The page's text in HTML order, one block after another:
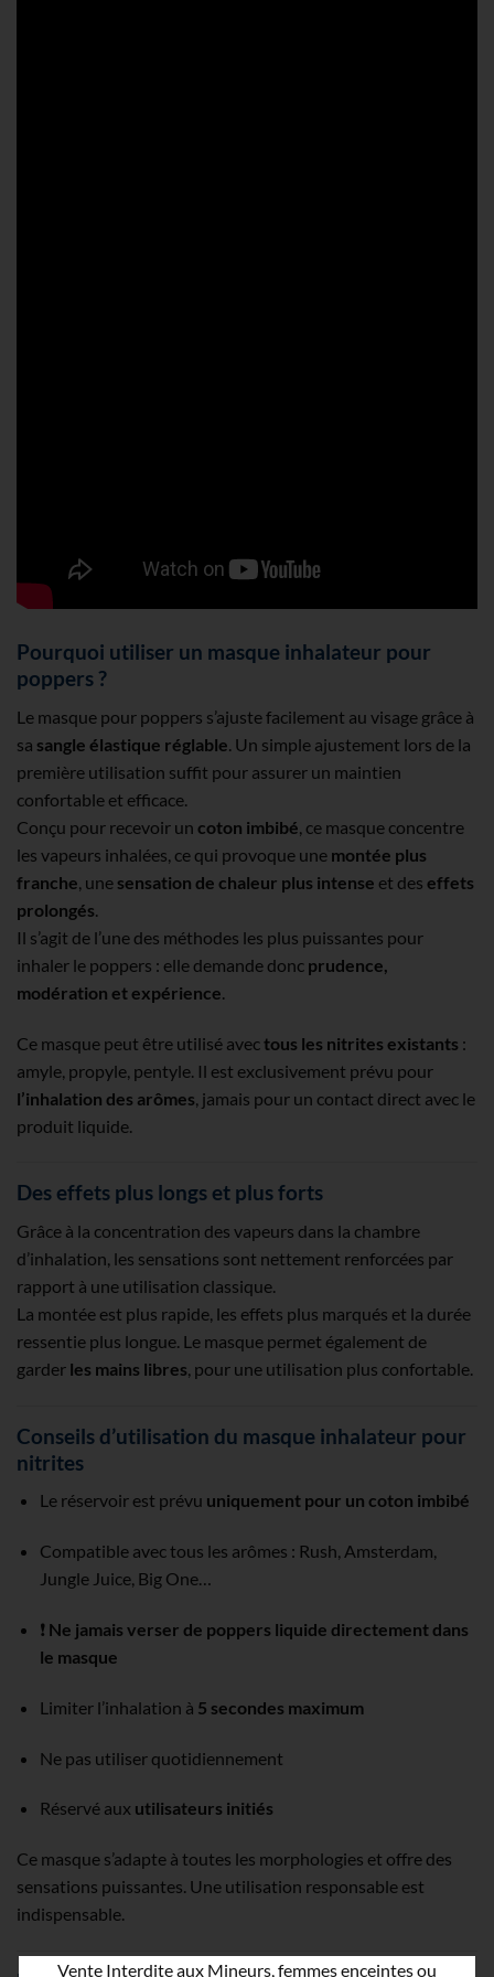
Pourquoi utiliser un masque inhalateur pour
poppers ?
Le masque pour poppers s’ajuste facilement au visage grâce à
sa sangle élastique réglable . Un simple ajustement lors de la
première utilisation suffit pour assurer un maintien
confortable et efficace.
Conçu pour recevoir un coton imbibé , ce masque concentre
les vapeurs inhalées, ce qui provoque une montée plus
franche , une sensation de chaleur plus intense et des effets
prolongés
Il s’agit de l’une des méthodes les plus puissantes pour
inhaler le poppers : elle demande donc prudence,
modération et expérience
Ce masque peut être utilisé avectous les nitrites existants :
amyle, propyle, pentyle. Il est exclusivement prévu pour
l’inhalation des arômes , jamais pour un contact direct avec le
produit liquide.
Des effets plus longs et plus forts
Grâce à la concentration des vapeurs dans la chambre
d’inhalation, les sensations sont nettement renforcées par
rapport à une utilisation classique.
La montée est plus rapide, les effets plus marqués et la durée
ressentie plus longue. Le masque permet également de
garder les mains libres, pour une utilisation plus confortable.
Conseils d’utilisation du masque inhalateur pour
nitrites
Le réservoir est prévu uniquement pour un coton imbibé
Compatible avec tous les arômes : Rush, Amsterdam,
Jungle Juice, Big One…
❗ Ne jamais verser de poppers liquide directement dans
le masque
Limiter l’inhalation à 5 secondes maximum
Ne pas utiliser quotidiennement
Réservé aux utilisateurs initiés
Ce masque s’adapte à toutes les morphologies et offre des
sensations puissantes. Une utilisation responsable est
indispensable.
Vente Interdite aux Mineurs, femmes enceintes ou